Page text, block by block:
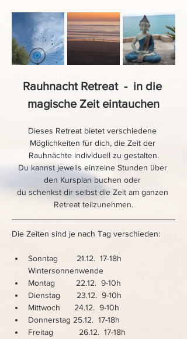
Rauhnacht Retreat  -  in die
magische Zeit eintauchen
Dieses Retreat bietet verschiedene
Möglichkeiten für dich, die Zeit der
Rauhnächte individuell zu gestalten.
Du kannst jeweils einzelne Stunden über
den Kursplan buchen oder
du schenkst dir selbst die Zeit am ganzen
Retreat teilzunehmen.
Die Zeiten sind je nach Tag verschieden:
Sonntag        21.12.  17-18h
Wintersonnenwende
Montag         22.12.  9-10h
Dienstag       23.12.  9-10h
Mittwoch      24.12.  9-10h
Donnerstag 25.12.  17-18h
Freitag           26.12.  17-18h